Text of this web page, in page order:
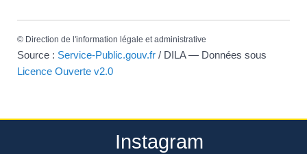
© Direction de l'information légale et administrative
Source : Service-Public.gouv.fr / DILA — Données sous
Licence Ouverte v2.0
Instagram